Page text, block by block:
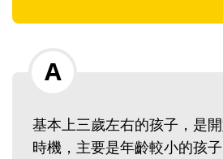
基本上三歲左右的孩子，是
時機，主要是年齡較小的孩